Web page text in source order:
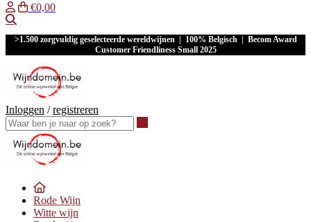
€0,00
>1.500 zorgvuldig geselecteerde wereldwijnen | 100% Belgisch | Becom Award
Customer Friendliness Small 2025
Inloggen /registreren
Rode Wijn
Witte wijn